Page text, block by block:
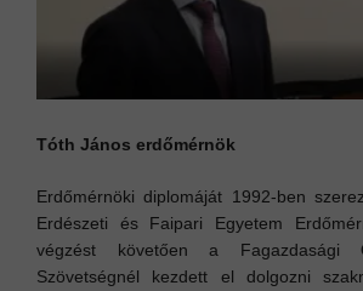
Tóth János erdőmérnök
Erdőmérnöki diplomáját 1992-ben
Erdészeti és Faipari Egyetem
végzést követően a Fagazdasági
Szövetségnél kezdett el dolgozni